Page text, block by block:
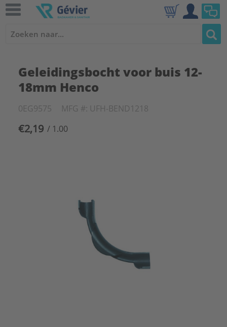
Geleidingsbocht voor buis 12-
18mm Henco
0EG9575 MFG #: UFH-BEND1218
€2,19 / 1.00